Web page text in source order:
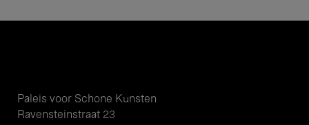
Paleis voor Schone Kunsten
Ravensteinstraat 23